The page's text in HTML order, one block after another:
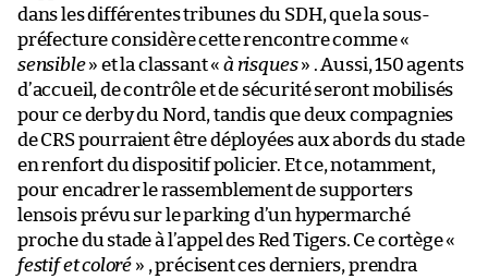
dans les différentes tribunes du SDH, que la sous-
préfecture considère cette rencontre comme «
sensible» et la classant « à risques» . Aussi, 150 agents
d’accueil, de contrôle et de sécurité seront mobilisés
pour ce derby du Nord, tandis que deux compagnies
de CRS pourraient être déployées aux abords du stade
en renfort du dispositif policier. Et ce, notamment,
pour encadrer le rassemblement de supporters
lensois prévu sur le parking d’un hypermarché
proche du stade à l’appel des Red Tigers. Ce cortège «
festif et coloré » , précisent ces derniers, prendra